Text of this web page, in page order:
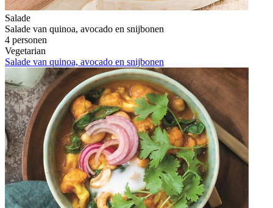
Salade
Salade van quinoa, avocado en snijbonen
4 personen
Vegetarian
Salade van quinoa, avocado en snijbonen